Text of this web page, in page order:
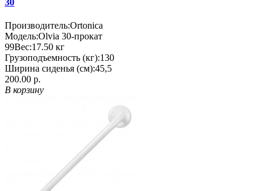
Производитель:Ortonica
Модель:Olvia 30-прокат
99Вес:17.50 кг
Грузоподъемность (кг):130
Ширина сиденья (см):45,5
200.00 р.
В корзину